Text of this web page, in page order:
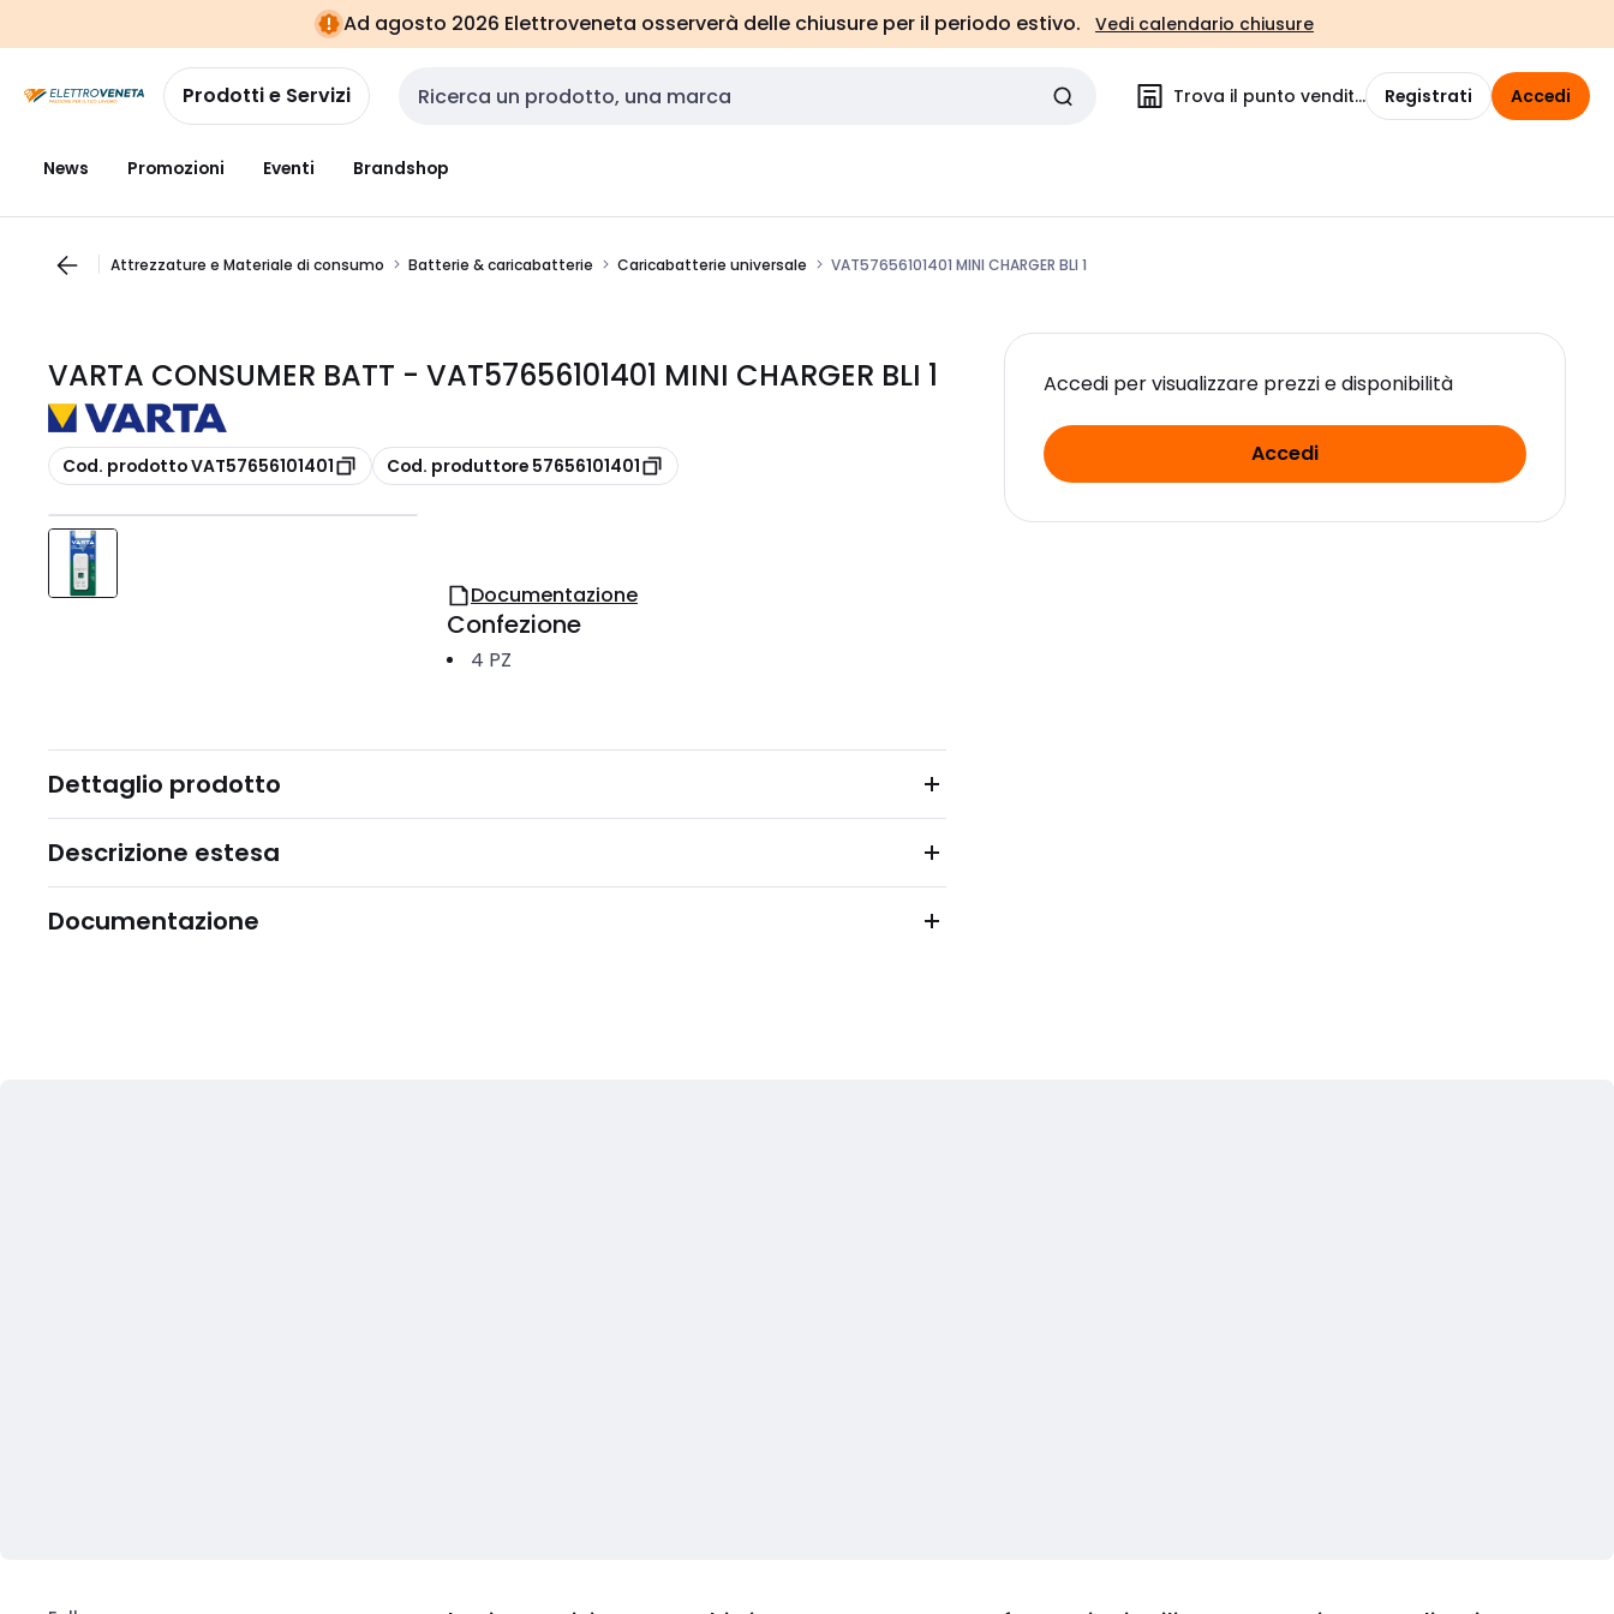
navigazionealla
pagina
Ad agosto 2026 Elettroveneta osserverà delle chiusure per il periodo estivo. Vedi calendario chiusure
Prodotti e Servizi Cerca input Trova il punto vendita Registrati Accedi
News Promozioni Eventi Brandshop
Attrezzature e Materiale di consumo Batterie & caricabatterie Caricabatterie universale VAT57656101401 MINI CHARGER BLI 1
VARTA CONSUMER BATT - VAT57656101401 MINI CHARGER BLI 1
copia
Cod. prodotto VAT57656101401 copia
Cod. produttore 57656101401
Accedi per visualizzare prezzi e disponibilità
Accedi
Documentazione
Confezione
4 PZ
Dettaglio prodotto
Descrizione estesa
Documentazione